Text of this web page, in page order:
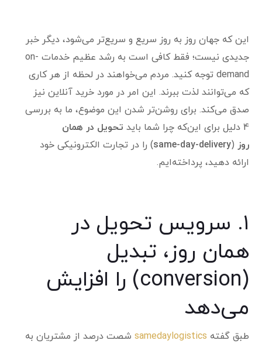
این که جهان روز به روز سریع و سریع‌تر می‌شود، دیگر خبر
جدیدی نیست؛ فقط کافی است به رشد عظیم خدمات on-
demand توجه کنید. مردم می‌خواهند در لحظه از هر کاری
که می‌توانند لذت ببرند. این امر در مورد خرید آنلاین نیز
صدق می‌کند. برای روشن‌تر شدن این موضوع، ما به بررسی
4 دلیل برای این‌که چرا شما باید
تحویل در همان
روز (
same-day-delivery) را در تجارت الکترونیکی خود
ارائه دهید، پرداخته‌ایم.
۱. سرویس تحویل در
همان روز، تبدیل
(conversion) را افزایش
می‌دهد
طبق گفته
شصت درصد از مشتریان به